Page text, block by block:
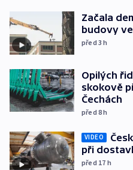
Začala
budovy
před 3h
Opilých
skokově
Čechách
před 8h
VIDEO
při
před 17 h